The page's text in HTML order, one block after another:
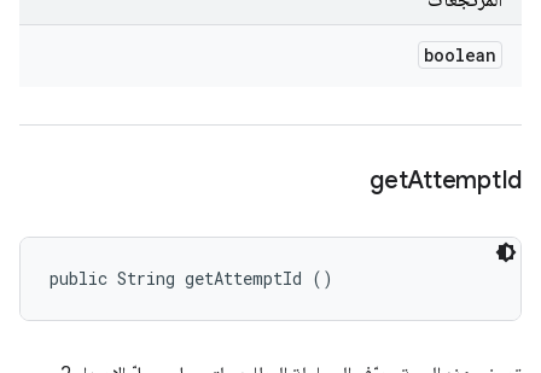
boolean
getAttemptId
public String getAttemptId ()